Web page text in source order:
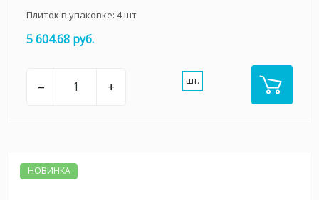
Плиток в упаковке: 4шт
5 604.68 руб.
– + шт.
НОВИНКА